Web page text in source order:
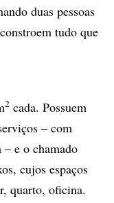
duas pessoas
tudo que
2 cada. Possuem
– com
– e o chamado
cujos espaços
quarto, oficina.